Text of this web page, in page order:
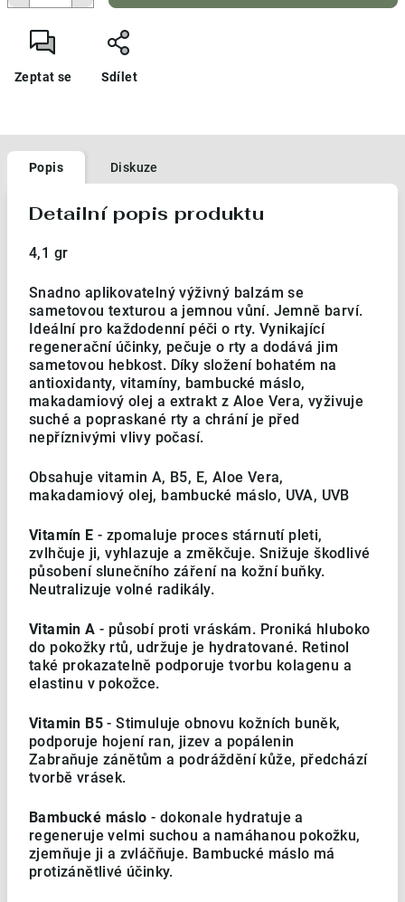
Zeptat se Sdílet
Popis Diskuze
Detailní popis produktu
4,1 gr
Snadno aplikovatelný výživný balzám se
sametovou texturou a jemnou vůní. Jemně barví.
Ideální pro každodenní péči o rty. Vynikající
regenerační účinky, pečuje o rty a dodává jim
sametovou hebkost. Díky složení bohatém na
antioxidanty, vitamíny, bambucké máslo,
makadamiový olej a extrakt z Aloe Vera, vyživuje
suché a popraskané rty a chrání je před
nepříznivými vlivy počasí.
Obsahuje vitamin A, B5, E, Aloe Vera,
makadamiový olej, bambucké máslo, UVA, UVB
Vitamín E - zpomaluje proces stárnutí pleti,
zvlhčuje ji, vyhlazuje a změkčuje. Snižuje škodlivé
působení slunečního záření na kožní buňky.
Neutralizuje volné radikály.
Vitamin A - působí proti vráskám. Proniká hluboko
do pokožky rtů, udržuje je hydratované. Retinol
také prokazatelně podporuje tvorbu kolagenu a
elastinu v pokožce.
Vitamin B5 - Stimuluje obnovu kožních buněk,
podporuje hojení ran, jizev a popálenin
Zabraňuje zánětům a podráždění kůže, předchází
tvorbě vrásek.
Bambucké máslo - dokonale hydratuje a
regeneruje velmi suchou a namáhanou pokožku,
zjemňuje ji a zvláčňuje. Bambucké máslo má
protizánětlivé účinky.